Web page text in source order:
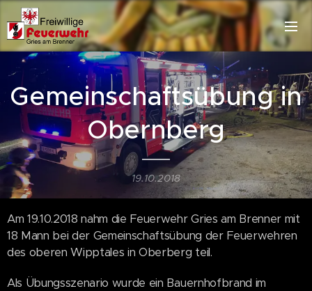
Gemeinschaftsübung in
Obernberg
19.10.2018
Am 19.10.2018 nahm die Feuerwehr Gries am Brenner mit
18 Mann bei der Gemeinschaftsübung der Feuerwehren
des oberen Wipptales in Oberberg teil.
Als Übungsszenario wurde ein Bauernhofbrand im